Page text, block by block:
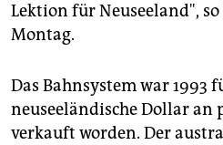
Lektion für Neuseeland",
Montag.
Das Bahnsystem war
neuseeländische Dollar an
verkauft worden. Der